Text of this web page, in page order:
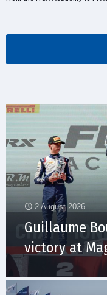
2 August 2026
Guillaume
victory at